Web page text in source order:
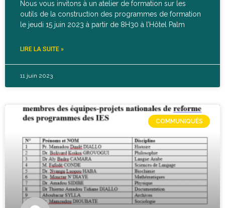
Nous vous invitons à un atelier de formation sur les
outils de la construction des programmes de formation
le jeudi 15 juin 2023 à partir de 8H30 à l’Hôtel Palm
LIRE LA SUITE »
11 juin 2023
COMMUNIQUÉS